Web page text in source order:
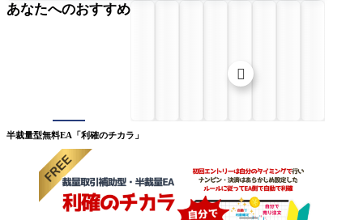
半裁量型無料EA「利確のチカラ」
あなたへのおすすめ
